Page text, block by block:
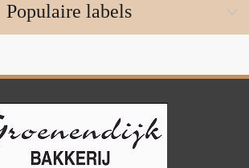
Populaire labels